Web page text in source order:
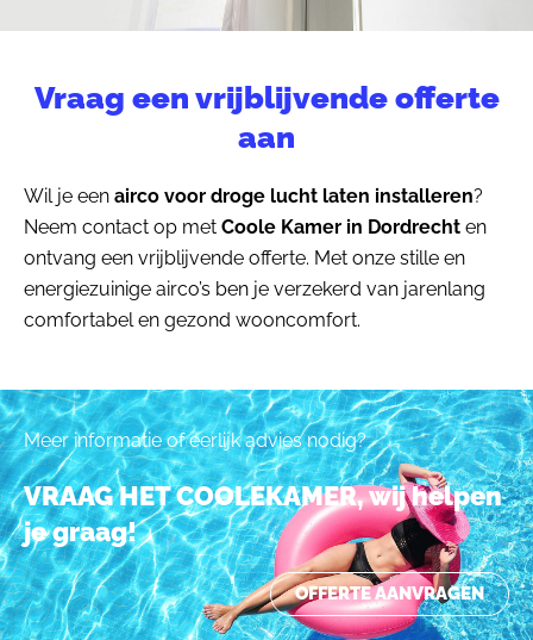
Vraag een vrijblijvende offerte
aan
Wil je een airco voor droge lucht laten installeren?
Neem contact op met Coole Kamer in Dordrecht en
ontvang een vrijblijvende offerte. Met onze stille en
energiezuinige airco’s ben je verzekerd van jarenlang
comfortabel en gezond wooncomfort.
Meer informatie of eerlijk advies nodig?
VRAAG HET COOLEKAMER, wij helpen
je graag!
OFFERTE AANVRAGEN